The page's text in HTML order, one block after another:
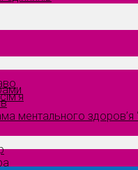
ментального здоров’я